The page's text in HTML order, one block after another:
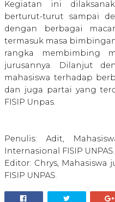
Kegiatan ini
berturut-turut sampai
dengan berbagai
termasuk masa
rangka membimbing
jurusannya. Dilanjut
mahasiswa terhadap
dan juga partai yang
FISIP Unpas.
Penulis: Adit,
Internasional FISIP UNPAS.
Editor: Chrys, Mahasiswa
FISIP UNPAS.